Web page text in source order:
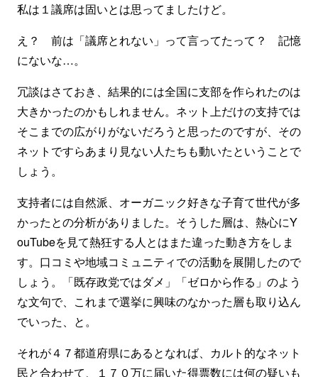
私は１議席は固いとは思ってましたけど。
え？ 前は「議席とれない」って言ってたって？ 記憶
にないな…。
冗談はさておき、結果的には全国に支部を作られたのは
大きかったのかもしれません。ネット上だけの支持では
そこまでの広がりがないだろうと思ったのですが、その
ネットですらあまり見ない人たちも動いたということで
しょう。
支持者には自然派、オーガニック好きな子育て世代が多
かったとの分析がありました。そうした層は、熱心にY
ouTubeを見て熱狂する人とはまた違った動き方をしま
す。口コミや地域コミュニティでの活動を展開したので
しょう。「既存政党ではダメ」「ゼロから作る」のよう
な文句で、これまで選挙に興味のなかった層も取り込ん
でいった、と。
それが４７都道府県にあるとなれば、カルト的なネット
民と合わせて、１７０万に届いた得票数には何の疑いも